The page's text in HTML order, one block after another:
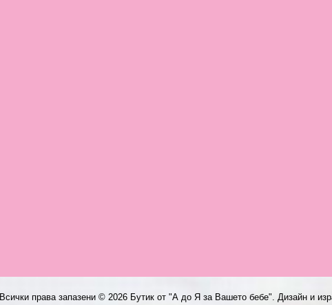
Всички права запазени © 2026 Бутик от "А до Я за Вашето бебе". Дизайн и